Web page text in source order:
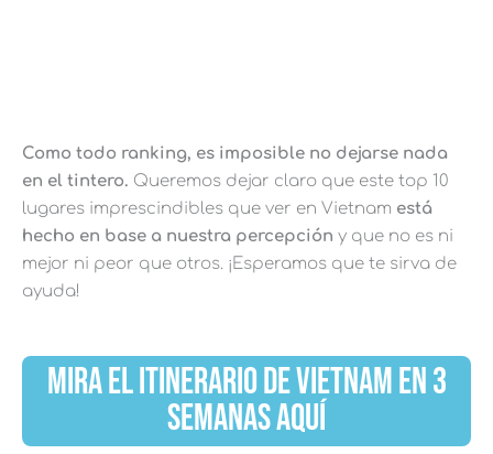
Como todo ranking, es imposible no dejarse nada
en el tintero. Queremos dejar claro que este top 10
lugares imprescindibles que ver en Vietnam está
hecho en base a nuestra percepción y que no es ni
mejor ni peor que otros. ¡Esperamos que te sirva de
ayuda!
MIRA EL ITINERARIO DE VIETNAM EN 3
SEMANAS AQUÍ